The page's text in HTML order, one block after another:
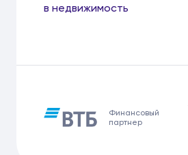
в недвижимость
Финансовый
партнер